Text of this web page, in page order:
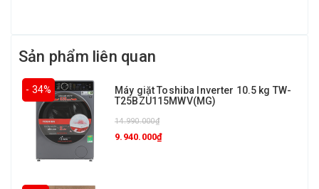
Sản phẩm liên quan
- 34%
Máy giặt Toshiba Inverter 10.5 kg TW-
T25BZU115MWV(MG)
14.990.000₫
9.940.000₫